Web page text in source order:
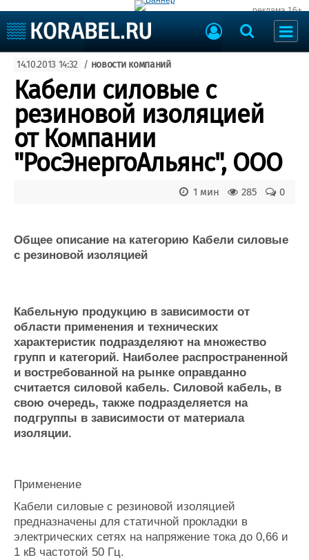
реклама 16+
Судоходство
Судоремонт
События
Порты
Рыболовство
ВМФ
Образование
Яхты и катера
Еще
Новости
Компании
Журнал
Реклама
Продажа флота
Оборудование
Конференции
Личности
Словарь
Флот
Форум
14.10.2013 14:32 / новости компаний
Кабели силовые с
резиновой изоляцией
от Компании
"РосЭнергоАльянс", ООО
0
285
1 мин
Общее описание на категорию Кабели силовые
с резиновой изоляцией
Кабельную продукцию в зависимости от
области применения и технических
характеристик подразделяют на множество
групп и категорий. Наиболее распространенной
и востребованной на рынке оправданно
считается силовой кабель. Силовой кабель, в
свою очередь, также подразделяется на
подгруппы в зависимости от материала
изоляции.
Применение
Кабели силовые с резиновой изоляцией
предназначены для статичной прокладки в
электрических сетях на напряжение тока до 0,66 и
1 кВ частотой 50 Гц.